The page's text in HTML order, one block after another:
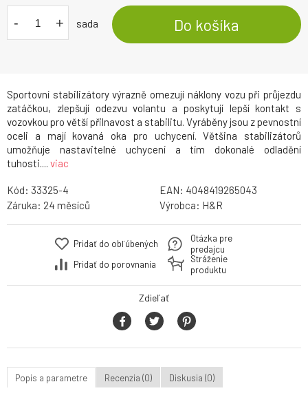
Sportovní stabilizátory výrazně omezují náklony vozu při průjezdu
zatáčkou, zlepšují odezvu volantu a poskytují lepší kontakt s
vozovkou pro větší přilnavost a stabilitu. Vyráběny jsou z pevnostní
oceli a mají kovaná oka pro uchycení. Většina stabilizátorů
umožňuje nastavitelné uchycení a tím dokonalé odladění
tuhosti.... viac
- + sada Do košíka
Kód: 33325-4 EAN: 4048419265043
Záruka: 24 Výrobca: H&R
Pridať do obľúbených
Pridať do porovnania
Otázka pre
predajcu
Stráženie
produktu
Zdieľať
Popis a parametre Recenzia (0) Diskusia (0)